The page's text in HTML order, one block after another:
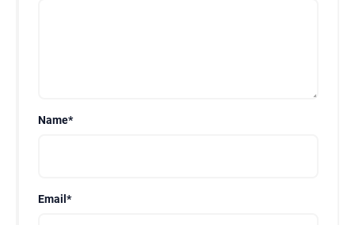
Name*
Email *